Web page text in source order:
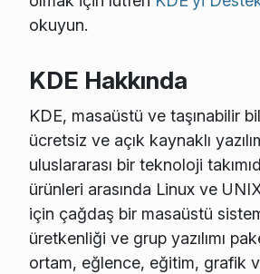
okuyun.
KDE Hakkında
KDE, masaüstü ve taşınabilir
ücretsiz ve açık kaynaklı
uluslararası bir teknoloji
ürünleri arasında Linux ve
için çağdaş bir masaüstü
üretkenliği ve grup yazılımı
ortam, eğlence, eğitim, grafik